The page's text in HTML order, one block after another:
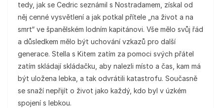
tedy, jak se Cedric seznámil s Nostradamem, získal od
něj cenné vysvětlení a jak potkal přítele „na život a na
smrt“ ve španělském lodním kapitánovi. Vše mělo svůj řád
a důsledkem mělo být uchování vzkazů pro další
generace. Stella s Kitem zatím za pomoci svých přátel
zatím skládají skládačku, aby nalezli místo a čas, kam má
být uložena lebka, a tak odvrátili katastrofu. Současně
se snaží nepřijít o život jako každý, kdo byl v úzkém
spojení s lebkou.